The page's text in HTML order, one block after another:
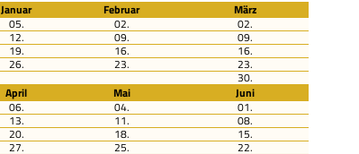
Januar Februar
März
05.
02. 02.
12. 09. 09.
19. 16. 16.
26. 23. 23.
30.
April
Mai
Juni
06.
04. 01.
13. 11. 08.
20. 18. 15.
27. 25. 22.